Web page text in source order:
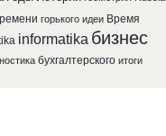
горького идеи Время
informatika бизнес
бухгалтерского итоги